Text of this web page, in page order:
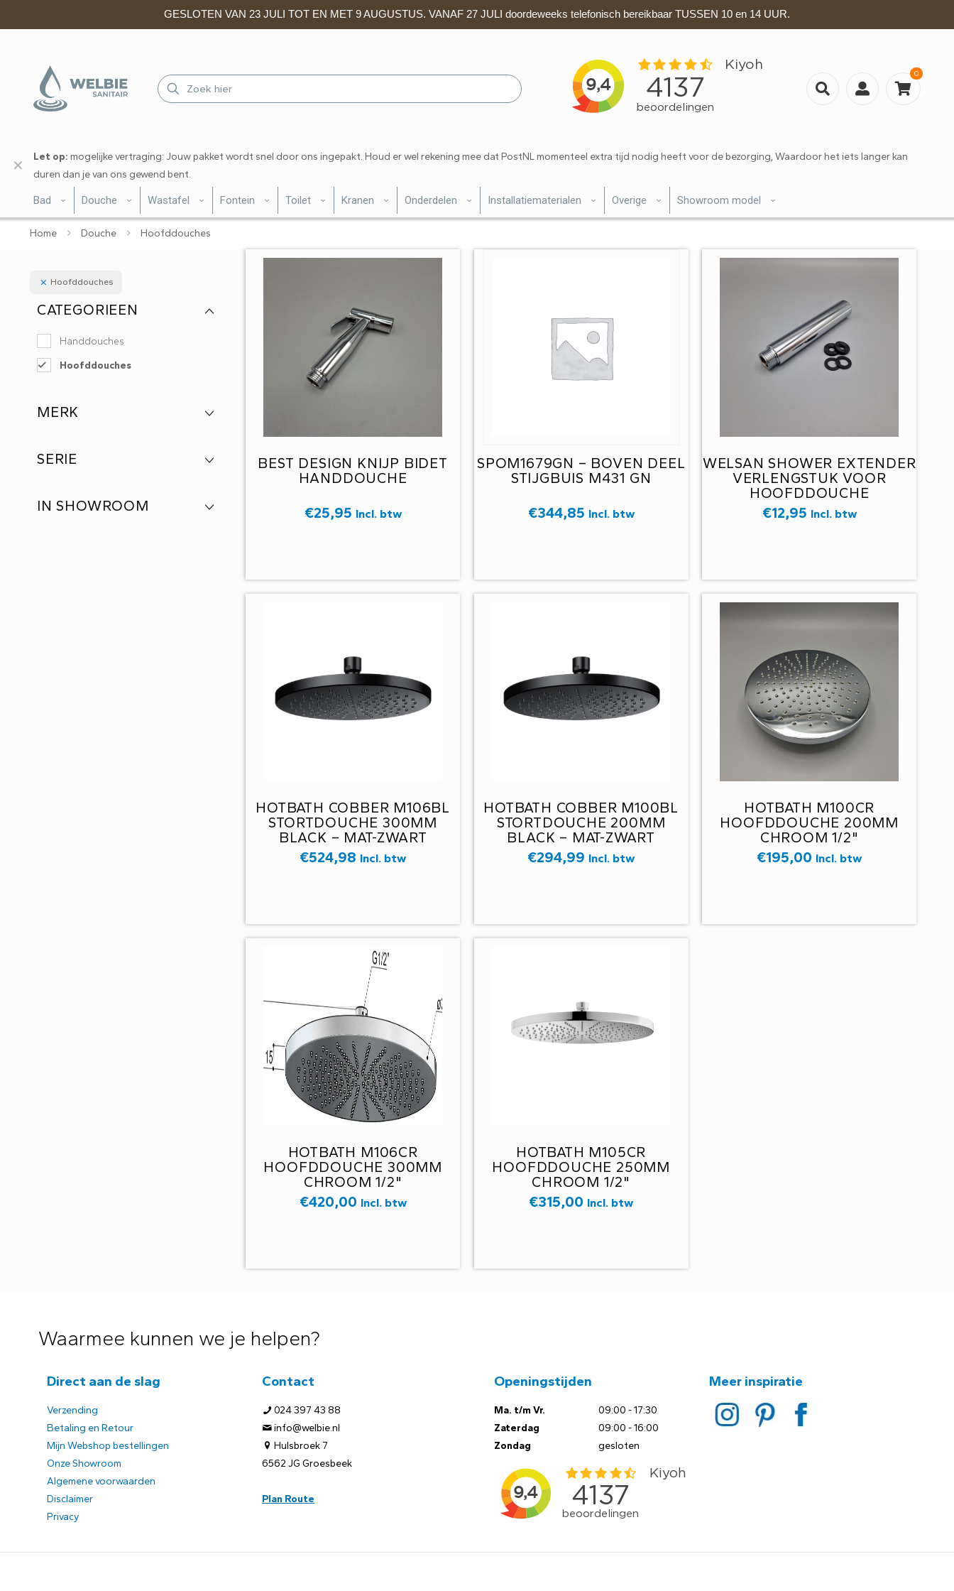
GESLOTEN VAN 23 JULI TOT EN MET 9 AUGUSTUS. VANAF 27 JULI doordeweeks telefonisch bereikbaar TUSSEN 10 en 14 UUR.
0
Let op: mogelijke vertraging: Jouw pakket wordt snel door ons ingepakt. Houd er wel rekening mee dat PostNL momenteel extra tijd nodig heeft voor de bezorging, Waardoor het iets langer kan
duren dan je van ons gewend bent.
✕
Bad Douche Wastafel Fontein Toilet Kranen Onderdelen Installatiematerialen Overige Showroom model
Home Douche Hoofddouches
BEST DESIGN KNIJP BIDET
HANDDOUCHE
€25,95 Incl. btw
SPOM1679GN – BOVEN DEEL
STIJGBUIS M431 GN
€344,85 Incl. btw
WELSAN SHOWER EXTENDER
VERLENGSTUK VOOR
HOOFDDOUCHE
DOUCHEKOP 1/2 CHROOM
LENGTE 130MM
€12,95 Incl. btw
HOTBATH COBBER M106BL
STORTDOUCHE 300MM
BLACK – MAT-ZWART
€524,98 Incl. btw
HOTBATH COBBER M100BL
STORTDOUCHE 200MM
BLACK – MAT-ZWART
€294,99 Incl. btw
HOTBATH M100CR
HOOFDDOUCHE 200MM
CHROOM 1/2"
€195,00 Incl. btw
HOTBATH M106CR
HOOFDDOUCHE 300MM
CHROOM 1/2"
€420,00 Incl. btw
HOTBATH M105CR
HOOFDDOUCHE 250MM
CHROOM 1/2"
€315,00 Incl. btw
Hoofddouches
CATEGORIEEN
Handdouches
Hoofddouches
MERK
SERIE
IN SHOWROOM
Waarmee kunnen we je helpen?
Direct aan de slag
Verzending
Betaling en Retour
Mijn Webshop bestellingen
Onze Showroom
Algemene voorwaarden
Disclaimer
Privacy
Contact
024 397 43 88
info@welbie.nl
Hulsbroek 7
6562 JG Groesbeek
Plan Route
Openingstijden
Ma. t/m Vr.
Zaterdag
Zondag
09:00 - 17:30
09:00 - 16:00
gesloten
Meer inspiratie